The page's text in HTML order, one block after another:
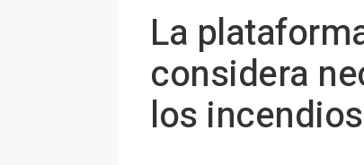
La
considera
los incendios